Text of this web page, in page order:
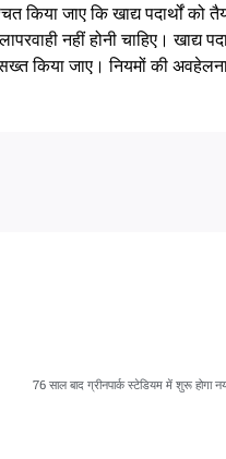
किया जाए कि खाद्य पदार्थों को
नहीं होनी चाहिए। खाद्य
किया जाए। नियमों की अवहेलना
76 साल बाद ग्रीनपार्क स्टेडियम में शुरू होगा